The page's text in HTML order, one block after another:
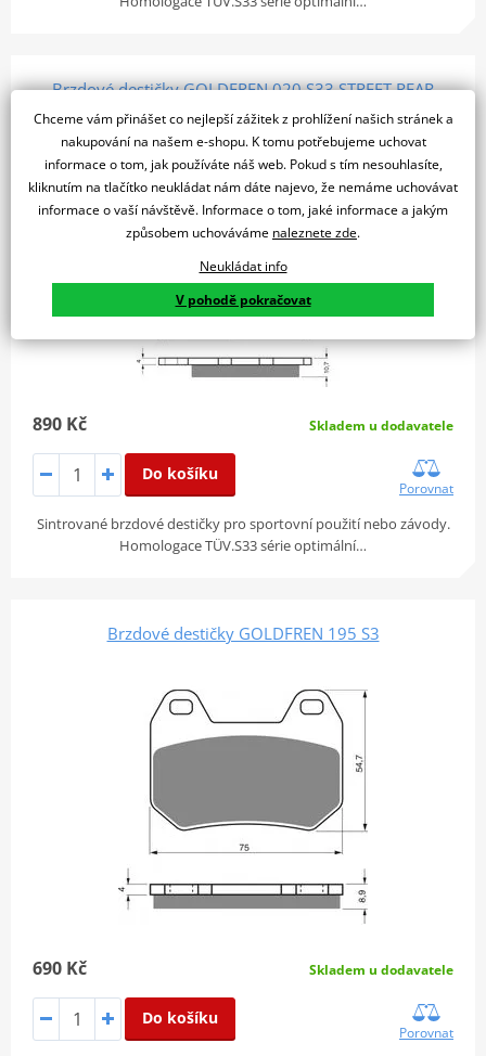
Brzdové destičky GOLDFREN 020 S33 STREET REAR
890 Kč Skladem u dodavatele
Do košíku
Porovnat
Sintrované brzdové destičky pro sportovní použití nebo závody.
Homologace TÜV.S33 série optimální…
Brzdové destičky GOLDFREN 195 S3
690 Kč Skladem u dodavatele
Do košíku
Porovnat
Chceme vám přinášet co nejlepší zážitek z prohlížení našich stránek a
nakupování na našem e-shopu. K tomu potřebujeme uchovat
informace o tom, jak používáte náš web. Pokud s tím nesouhlasíte,
kliknutím na tlačítko neukládat nám dáte najevo, že nemáme uchovávat
informace o vaší návštěvě. Informace o tom, jaké informace a jakým
způsobem uchováváme naleznete zde.
Neukládat info
V pohodě pokračovat